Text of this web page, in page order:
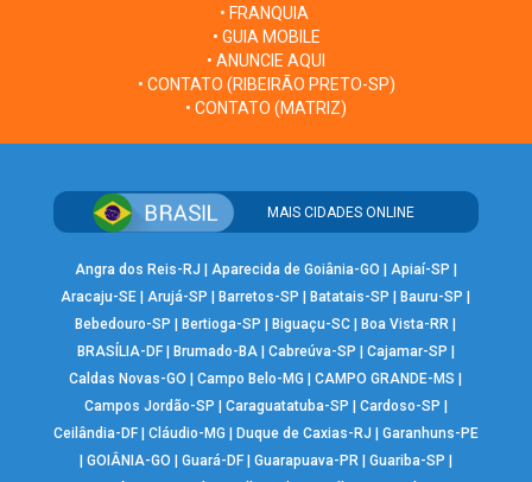
• FRANQUIA
• GUIA MOBILE
• ANUNCIE AQUI
• CONTATO (RIBEIRÃO PRETO-SP)
• CONTATO (MATRIZ)
MAIS CIDADES ONLINE
Angra dos Reis-RJ Aparecida de Goiânia-GO Apiaí-SP
Aracaju-SE |Arujá-SP Barretos-SP Batatais-SP Bauru-SP
Bebedouro-SP
Bertioga-SP Biguaçu-SC Boa Vista-RR
BRASÍLIA-DF| Brumado-BA| Cabreúva-SP Cajamar-SP
Caldas Novas-GO
|Campo Belo-MG |CAMPO GRANDE-MS
Campos Jordão-SP
Caraguatatuba-SP Cardoso-SP
Ceilândia-DF| Cláudio-MG Duque de Caxias-RJ
Garanhuns-PE
GOIÂNIA-GO Guará-DF| Guarapuava-PR| Guariba-SP